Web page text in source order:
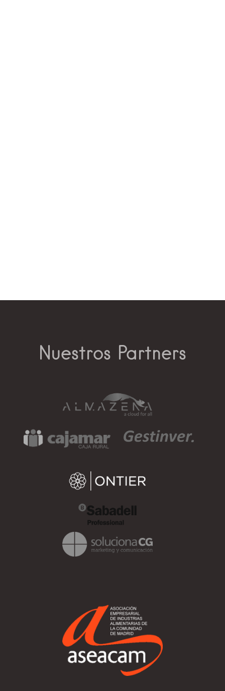
Nuestros Partners